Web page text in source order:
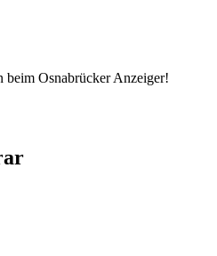
Osnabrücker Anzeiger!